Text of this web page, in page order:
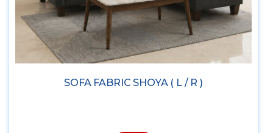
SOFA FABRIC SHOYA ( L / R )